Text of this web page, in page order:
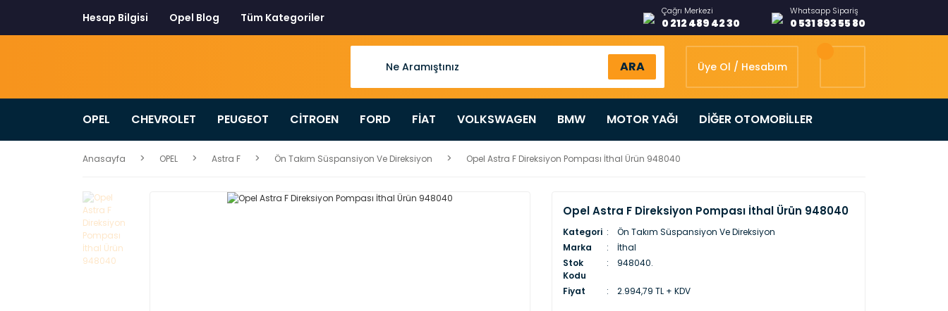
Hesap Bilgisi Opel Blog Tüm Kategoriler Çağrı Merkezi
0 212 489 42 30
Whatsapp Sipariş
0 531 893 55 80
ARA Üye Ol / Hesabım
OPEL CHEVROLET PEUGEOT CİTROEN FORD FİAT VOLKSWAGEN BMW MOTOR YAĞI DİĞER OTOMOBİLLER
Anasayfa OPEL Astra F Ön Takım Süspansiyon Ve Direksiyon Opel Astra F Direksiyon Pompası İthal Ürün 948040
Opel Astra F Direksiyon Pompası İthal Ürün 948040
Kategori
Ön Takım Süspansiyon Ve Direksiyon
Marka
İthal
Stok
Kodu
948040.
Fiyat 2.994,79 TL + KDV